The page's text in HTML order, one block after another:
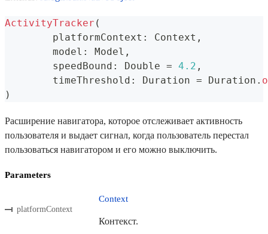
ActivityTracker (
	platformContext
: Context ,
	model
: Model ,
	speedBound
: Double = 4.2 ,
	timeThreshold
: Duration = Duration .
)
Расширение навигатора, которое отслеживает активность
пользователя и выдает сигнал, когда пользователь перестал
пользоваться навигатором и его можно выключить.
Parameters
platformContext
Context
Контекст.